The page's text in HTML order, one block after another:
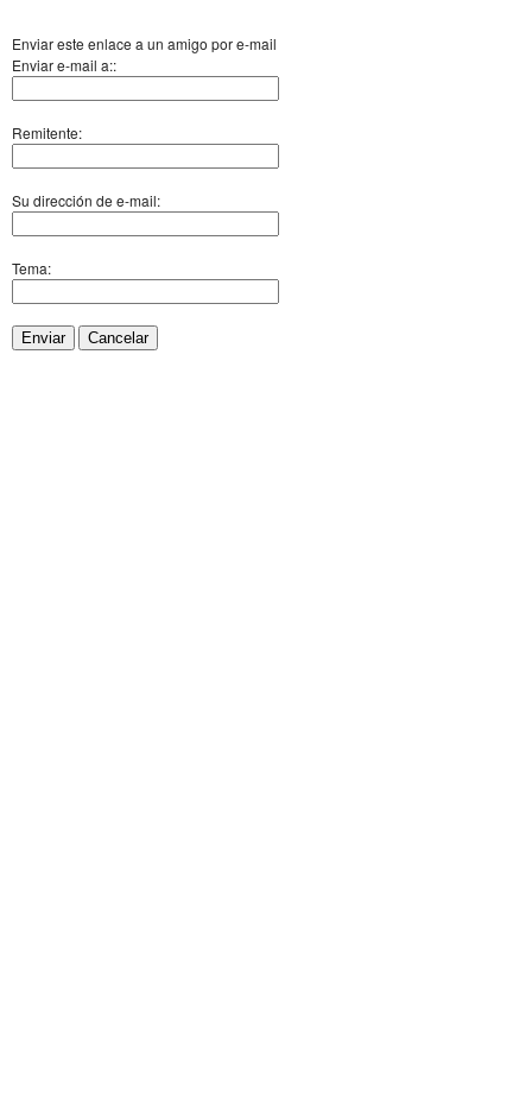
Enviar este enlace a un amigo por e-mail
Enviar e-mail a::
Remitente:
Su dirección de e-mail:
Tema:
Enviar Cancelar